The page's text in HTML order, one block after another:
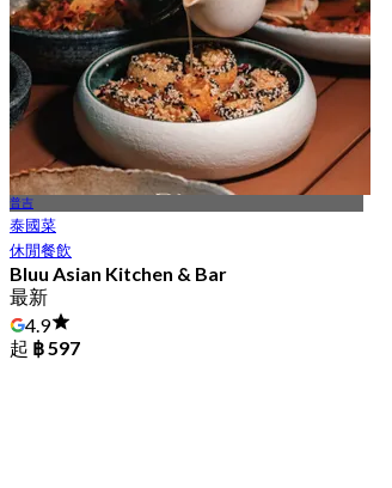
普吉
泰國菜
休閒餐飲
Bluu Asian Kitchen & Bar
最新
4.9
起 ฿ 597